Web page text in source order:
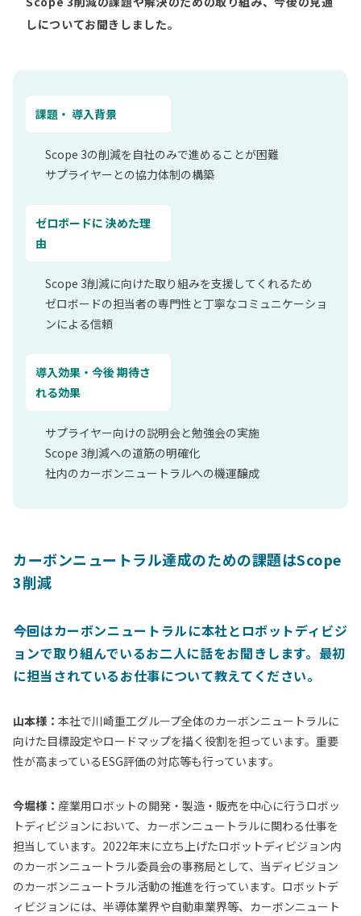
しについてお聞きしました。
課題・ 導入背景
Scope 3の削減を自社のみで進めることが困難
サプライヤーとの協力体制の構築
ゼロボードに 決めた理
由
Scope 3削減に向けた取り組みを支援してくれるため
ゼロボードの担当者の専門性と丁寧なコミュニケーショ
ンによる信頼
導入効果・今後 期待さ
れる効果
サプライヤー向けの説明会と勉強会の実施
Scope 3削減への道筋の明確化
社内のカーボンニュートラルへの機運醸成
カーボンニュートラル達成のための課題はScope
3削減
――今回はカーボンニュートラルに本社とロボットディビジ
ョンで取り組んでいるお二人に話をお聞きします。最初
に担当されているお仕事について教えてください。
山本様： 本社で川崎重工グループ全体のカーボンニュートラルに
向けた目標設定やロードマップを描く役割を担っています。重要
性が高まっているESG評価の対応等も行っています。
今堀様： 産業用ロボットの開発・製造・販売を中心に行うロボッ
トディビジョンにおいて、カーボンニュートラルに関わる仕事を
担当しています。2022年末に立ち上げたロボットディビジョン内
のカーボンニュートラル委員会の事務局として、当ディビジョン
のカーボンニュートラル活動の推進を行っています。ロボットデ
ィビジョンには、半導体業界や自動車業界等、カーボンニュート